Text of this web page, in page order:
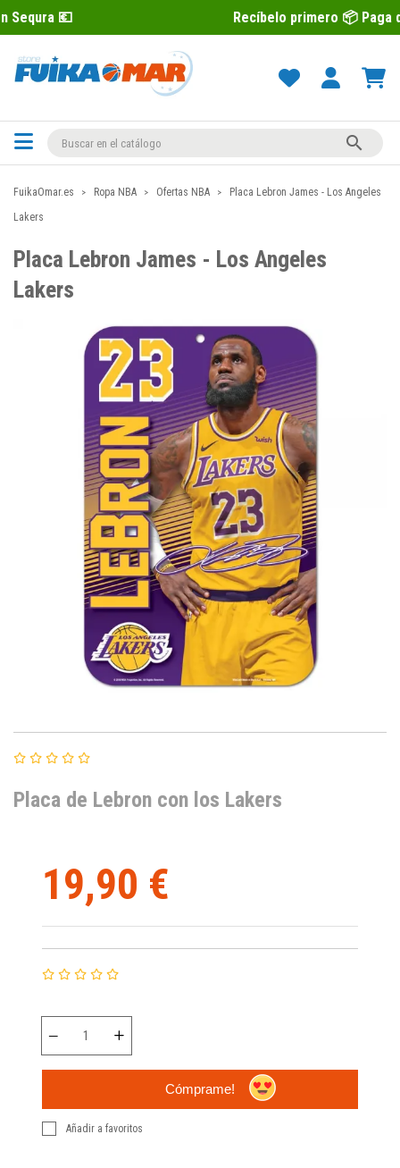
Recíbelo primero 📦 Paga después con

FuikaOmar.es Ropa NBA Ofertas NBA
Placa Lebron James - Los Angeles
Lakers
Placa Lebron James - Los Angeles
Lakers
Placa de Lebron con los Lakers
19,90 €
Cómprame!
Añadir a favoritos